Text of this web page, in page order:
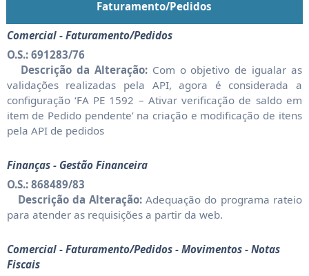
Faturamento/Pedidos
Comercial - Faturamento/Pedidos
O.S.: 691283/76
Descrição da Alteração:Com o objetivo de igualar as
validações realizadas pela API, agora é considerada a
configuração ‘FA PE 1592 – Ativar verificação de saldo em
item de Pedido pendente’ na criação e modificação de itens
pela API de pedidos
Finanças - Gestão Financeira
O.S.: 868489/83
Descrição da Alteração:Adequação do programa rateio
para atender as requisições a partir da web.
Comercial - Faturamento/Pedidos - Movimentos - Notas
Fiscais